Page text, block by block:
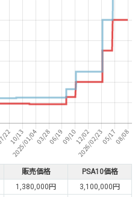
販売価格
PSA10価格
1,380,000円
3,100,000円